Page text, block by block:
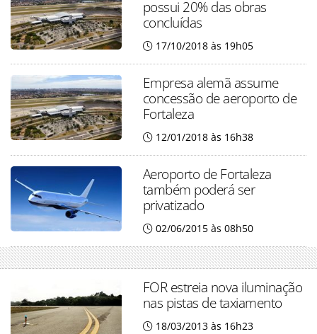
possui 20% das obras
concluídas
17/10/2018 às 19h05
Empresa alemã assume
concessão de aeroporto de
Fortaleza
12/01/2018 às 16h38
Aeroporto de Fortaleza
também poderá ser
privatizado
02/06/2015 às 08h50
FOR estreia nova iluminação
nas pistas de taxiamento
18/03/2013 às 16h23